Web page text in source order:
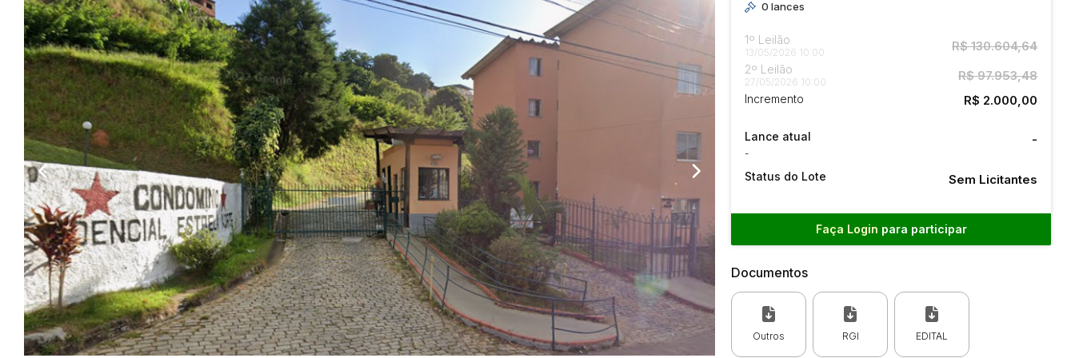
Veículos
Caminhão
Caminhões
0 lances
1º Leilão
13/05/2026 10:00 R$ 130.604,64
2º Leilão
27/05/2026 10:00 R$ 97.953,48
Incremento R$ 2.000,00
Lance atual
-
-
Status do Lote Sem Licitantes
Faça Login para participar
Documentos
Outros RGI EDITAL